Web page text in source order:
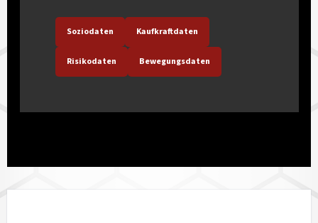
Soziodaten Kaufkraftdaten
Risikodaten Bewegungsdaten